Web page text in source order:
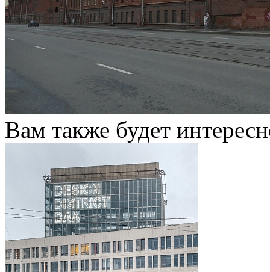
Вам также будет